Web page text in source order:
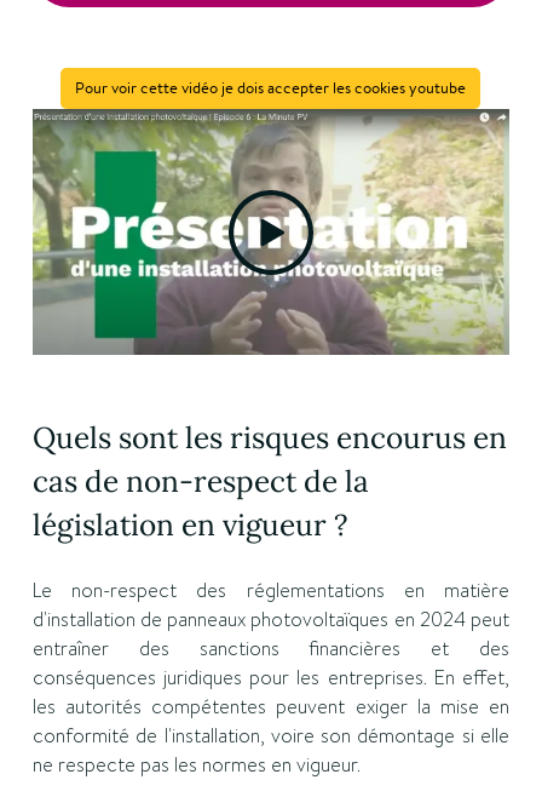
Pour voir cette vidéo je dois accepter les cookies youtube
Quels sont les risques encourus en
cas de non-respect de la
législation en vigueur ?
Le non-respect des réglementations en matière
d'installation de panneaux photovoltaïques en 2024 peut
entraîner des sanctions financières et des
conséquences juridiques pour les entreprises. En effet,
les autorités compétentes peuvent exiger la mise en
conformité de l'installation, voire son démontage si elle
ne respecte pas les normes en vigueur.